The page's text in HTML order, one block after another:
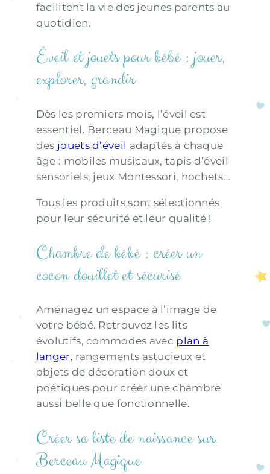
facilitent la vie des jeunes parents au
quotidien.
Éveil et jouets pour bébé : jouer,
explorer, grandir
Dès les premiers mois, l’éveil est
essentiel. Berceau Magique propose
des jouets d’éveil adaptés à chaque
âge : mobiles musicaux, tapis d’éveil
sensoriels, jeux Montessori, hochets…
Tous les produits sont sélectionnés
pour leur sécurité et leur qualité !
Chambre de bébé : créer un
cocon douillet et sécurisé
Aménagez un espace à l’image de
votre bébé. Retrouvez les lits
évolutifs, commodes avec plan à
langer, rangements astucieux et
objets de décoration doux et
poétiques pour créer une chambre
aussi belle que fonctionnelle.
Créer sa liste de naissance sur
Berceau Magique